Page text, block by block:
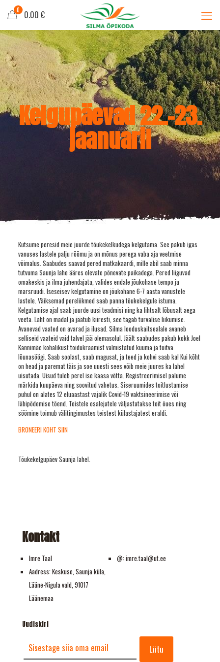
0 0.00 €
Kelgupäevad 22.-23.
jaanuaril
Kutsume peresid meie juurde tõukekelkudega kelgutama. See pakub igas
vanuses lastele palju rõõmu ja on mõnus perega vaba aja veetmise
võimalus. Saabudes saavad pered matkakaardi, mille abil saab minna
tutvuma Saunja lahe ääres olevate põnevate paikadega. Pered liiguvad
omakeskis ja ilma juhendajata, valides endale jõukohase tempo ja
marsruudi. Iseseisev kelgutamine on jõukohane 6-7 aasta vanustele
lastele. Väiksemad pereliikmed saab panna tõukekelgule istuma.
Kelgutamise ajal saab juurde uusi teadmisi ning ka lihtsalt lõbusalt aega
veeta. Laht on madal ja jäätub kiiresti, see tagab turvalise liikumise.
Avanevad vaated on avarad ja ilusad. Silma looduskaitsealale avaneb
selliseid vaateid vaid talvel jää olemasolul. Jäält saabudes pakub kokk Joel
Kannimäe kohalikust toidukraamist valmistatud kuuma ja toitva
lõunasöögi. Saab soolast, saab magusat, ja teed ja kohvi saab ka! Kui kõht
on head ja paremat täis ja soe uuesti sees võib meie juures ka lahel
uisutada. Uisud tuleb perel ise kaasa võtta. Registreerimisel palume
märkida kuupäeva ning soovitud vahetus. Siseruumides toitlustamise
puhul on alates 12 eluaastast vajalik Covid-19 vaktsineerimise või
läbipõdemise tõend. Teistele osalejatele väljastatakse toit õues ning
söömine toimub välitingimustes teistest külastajatest eraldi.
BRONEERI KOHT SIIN
Tõukekelgupäev Saunja lahel.
Kontakt
Imre Taal
Aadress: Keskuse, Saunja küla,
Lääne-Nigula vald, 91017
Läänemaa
@: imre.taal@ut.ee
Uudiskiri